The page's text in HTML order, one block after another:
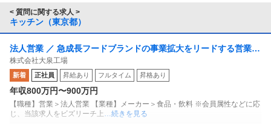
< 質問に関する求人 >
キッチン（東京都）
法人営業 ／ 急成長フードブランドの事業拡大をリードする営業リ
ーダー
株式会社大泉工場
新着 正社員 昇給あり フルタイム 昇格あり
年収800万円〜900万円
【職種】営業＞法人営業 【業種】メーカー＞食品・飲料 ※会員属性などに応
じ、当該求人をビズリーチ上 …続きを見る